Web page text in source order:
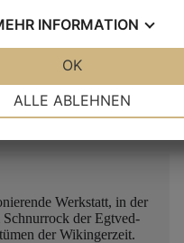
Werkstatt, in der
der Egtved-
der Wikingerzeit.
INFORMATION
ALLE ABLEHNEN
OK